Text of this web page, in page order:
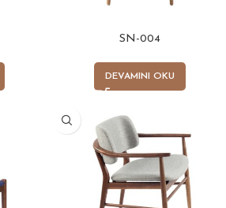
SN-004
DEVAMINI OKU